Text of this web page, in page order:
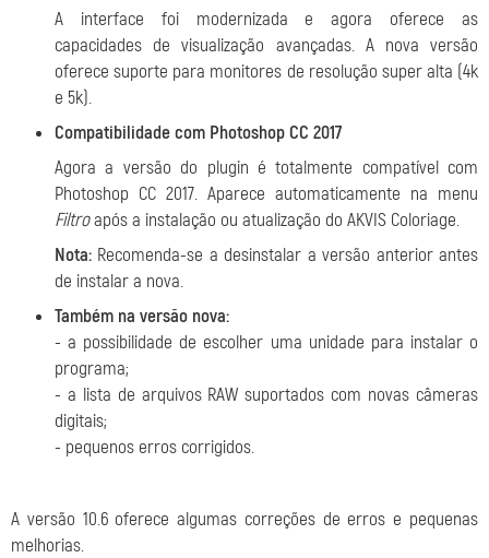
A interface foi modernizada e agora oferece as
capacidades de visualização avançadas. A nova versão
oferece suporte para monitores de resolução super alta (4k
e 5k).
Compatibilidade com Photoshop CC 2017
Agora a versão do plugin é totalmente compatível com
Photoshop CC 2017. Aparece automaticamente na menu
Filtroapós a instalação ou atualização do AKVIS Coloriage.
Nota: Recomenda-se a desinstalar a versão anterior antes
de instalar a nova.
Também na versão nova:
- a possibilidade de escolher uma unidade para instalar o
programa;
- a lista de arquivos RAW suportados com novas câmeras
digitais;
- pequenos erros corrigidos.
A versão 10.6 oferece algumas correções de erros e pequenas
melhorias.